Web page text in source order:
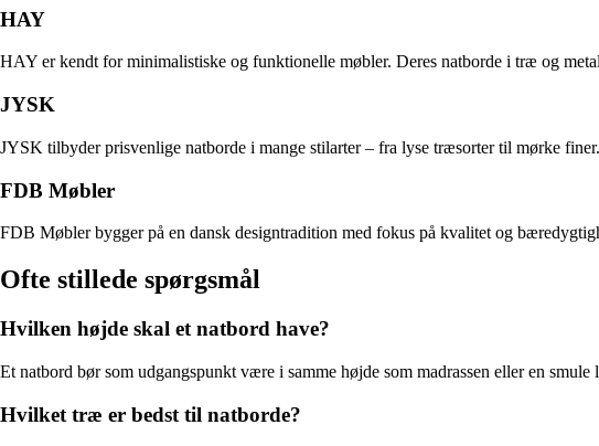
HAY
HAY er kendt for minimalistiske og funktionelle møbler. Deres natborde i træ og
JYSK
JYSK tilbyder prisvenlige natborde i mange stilarter – fra lyse træsorter til mørke
FDB Møbler
FDB Møbler bygger på en dansk designtradition med fokus på kvalitet og
Ofte stillede spørgsmål
Hvilken højde skal et natbord have?
Et natbord bør som udgangspunkt være i samme højde som madrassen eller en
Hvilket træ er bedst til natborde?